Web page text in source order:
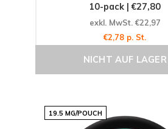
10-pack | €27,80
exkl. MwSt. €22,97
€2,78 p. St.
NICHT AUF LAGER
19.5 MG/POUCH